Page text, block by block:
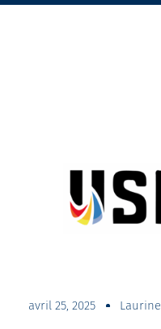
avril 25, 2025